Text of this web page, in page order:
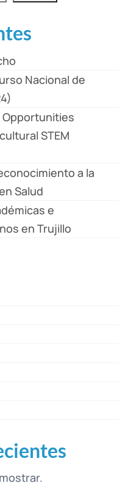
Nacional de
Opportunities
STEM
a la
Salud
e
en Trujillo